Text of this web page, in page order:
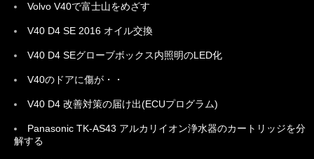
Volvo V40で富士山をめざす
V40 D4 SE 2016 オイル交換
V40 D4 SEグローブボックス内照明のLED化
V40のドアに傷が・・
V40 D4 改善対策の届け出(ECUプログラム)
Panasonic TK-AS43 アルカリイオン浄水器のカートリッジを分
解する